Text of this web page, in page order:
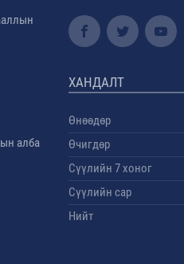
алба
ХАНДАЛТ
Өнөөдөр
Өчигдөр
Сүүлийн 7 хоног
Сүүлийн сар
Нийт